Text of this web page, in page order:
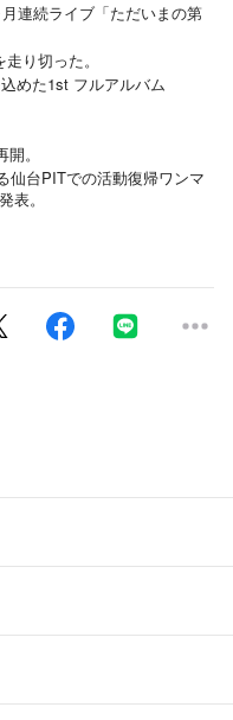
連続ライブ「ただいまの第
り切った。
めた1st フルアルバム
。
仙台PITでの活動復帰ワンマ
表。